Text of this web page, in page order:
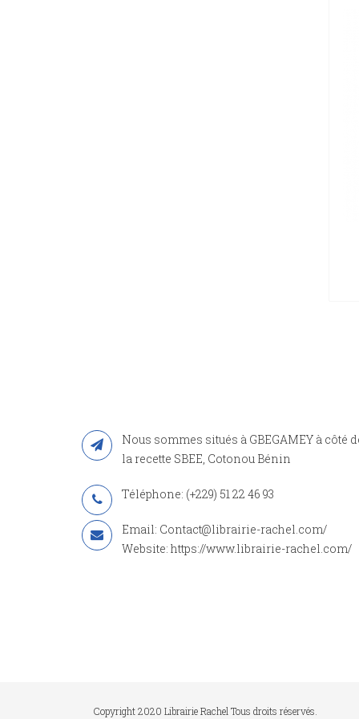
Nous sommes situés à GBEGAMEY à côté
la recette SBEE, Cotonou Bénin
Téléphone: (+229) 51 22 46 93
Email: Contact@librairie-rachel.com/
Website: https://www.librairie-rachel.com/
Copyright 2020 Librairie Rachel Tous droits réservés.